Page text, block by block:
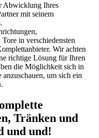
Abwicklung Ihres
mit seinem
in verschiedensten
Wir achten
richtige Lösung für Ihren
die Möglichkeit sich in
um sich ein
Tränken und
und und!